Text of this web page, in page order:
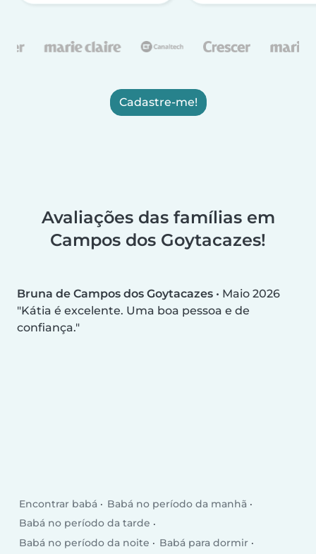
Cadastre-me!
Avaliações das famílias em
Campos dos Goytacazes!
Bruna de Campos dos Goytacazes • Maio 2026
Kátia é excelente. Uma boa pessoa e de
confiança.
Encontrar babá
Babá no período da manhã
Babá no período da tarde
Babá no período da noite
Babá para dormir